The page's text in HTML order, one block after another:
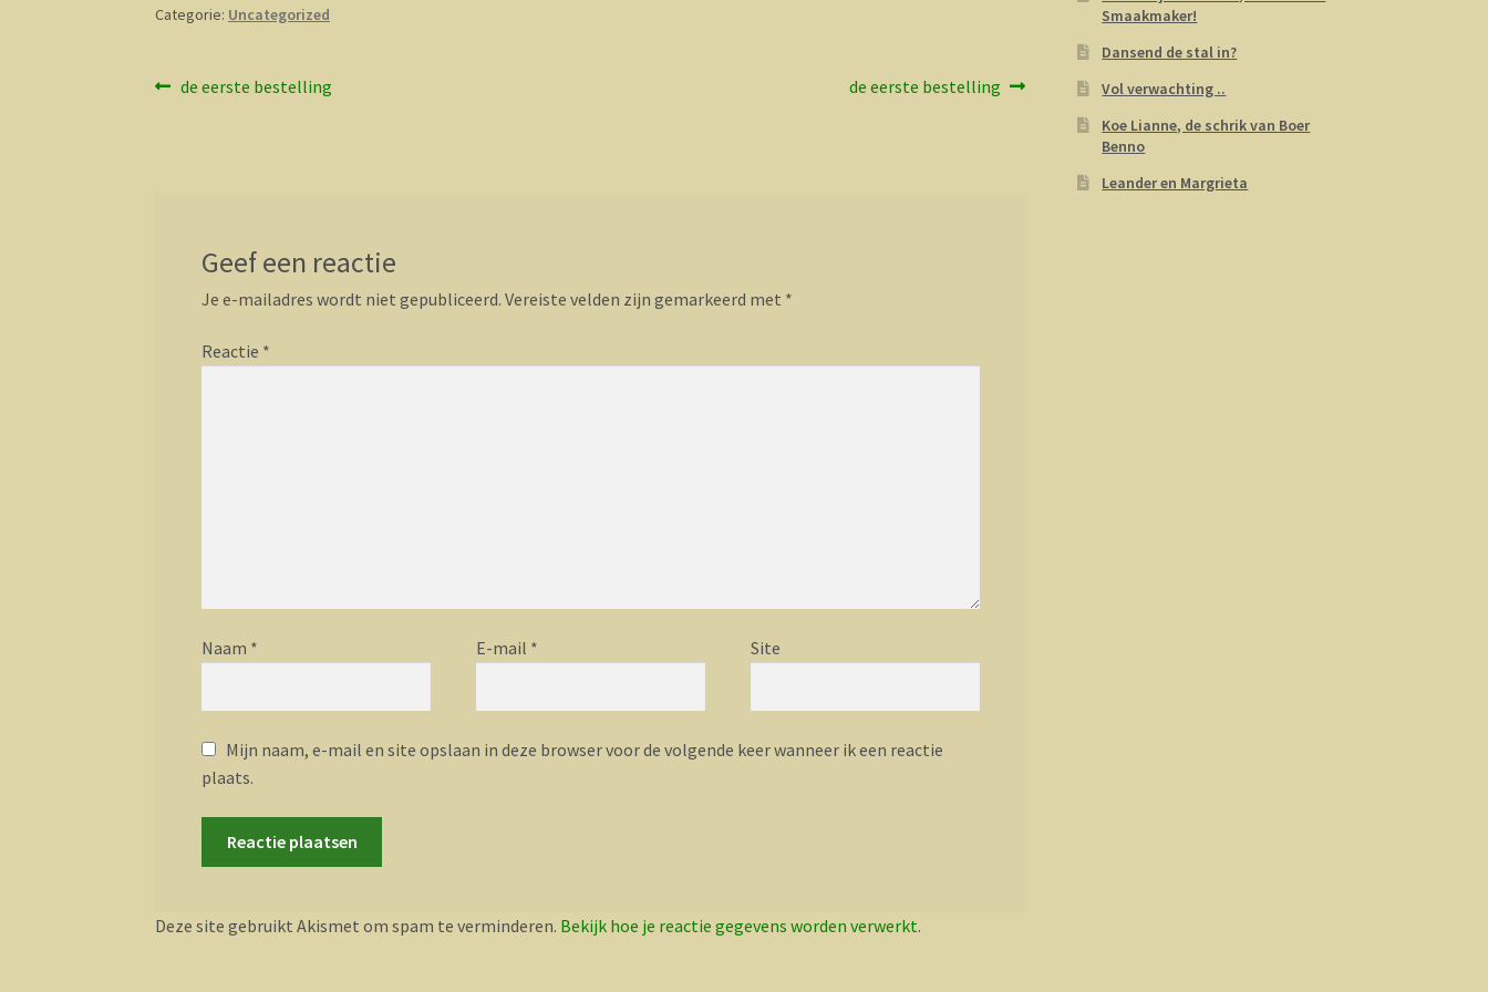
Categorie: Uncategorized
Bericht
Vorig
de eerste bestelling
Volgend
de eerste bestelling
Geef een reactie
Je e-mailadres wordt niet gepubliceerd. Vereiste velden zijn gemarkeerd met *
Reactie *
Naam * E-mail * Site
Mijn naam, e-mail en site opslaan in deze browser voor de volgende keer wanneer ik een reactie
plaats.
Deze site gebruikt Akismet om spam te verminderen. Bekijk hoe je reactie gegevens worden verwerkt.
Smaakmaker!
Dansend de stal in?
Vol verwachting ..
Koe Lianne, de schrik van Boer
Benno
Leander en Margrieta